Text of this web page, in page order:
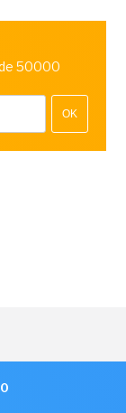
50000
OK